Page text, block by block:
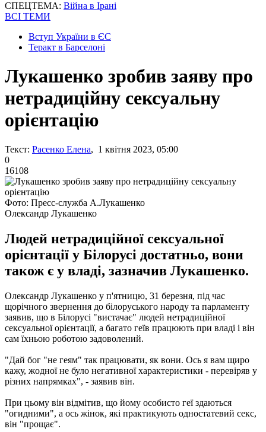
СПЕЦТЕМА: Війна в Ірані
ВСІ ТЕМИ
Вступ України в ЄС
Теракт в Барселоні
Лукашенко зробив заяву про
нетрадиційну сексуальну
орієнтацію
Текст: Расенко Елена, 1 квітня 2023, 05:00
0
16108
Фото: Пресс-служба А.Лукашенко
Олександр Лукашенко
Людей нетрадиційної сексуальної
орієнтації у Білорусі достатньо, вони
також є у владі, зазначив Лукашенко.
Олександр Лукашенко у п'ятницю, 31 березня, під час
щорічного звернення до білоруського народу та парламенту
заявив, що в Білорусі "вистачає" людей нетрадиційної
сексуальної орієнтації, а багато геїв працюють при владі і він
сам їхньою роботою задоволений.
"Дай бог "не геям" так працювати, як вони. Ось я вам щиро
кажу, жодної не було негативної характеристики - перевіряв у
різних напрямках", - заявив він.
При цьому він відмітив, що йому особисто геї здаються
"огидними", а ось жінок, які практикують одностатевий секс,
він "прощає".